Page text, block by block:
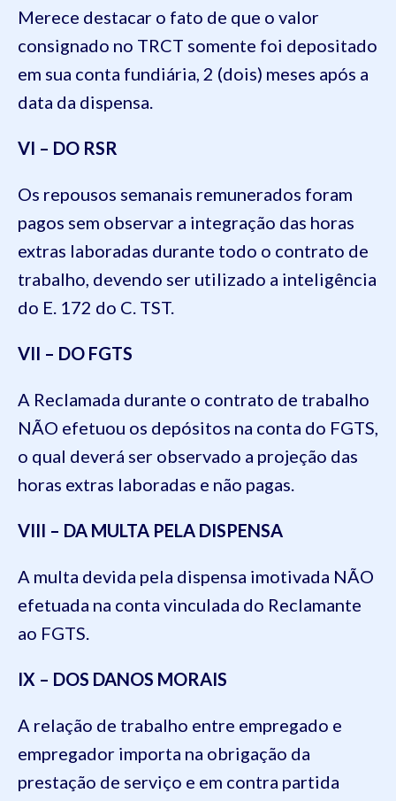
Merece destacar o fato de que o valor
consignado no TRCT somente foi depositado
em sua conta fundiária, 2 (dois) meses após a
data da dispensa.
VI – DO RSR
Os repousos semanais remunerados foram
pagos sem observar a integração das horas
extras laboradas durante todo o contrato de
trabalho, devendo ser utilizado a inteligência
do E. 172 do C. TST.
VII – DO FGTS
A Reclamada durante o contrato de trabalho
NÃO efetuou os depósitos na conta do FGTS,
o qual deverá ser observado a projeção das
horas extras laboradas e não pagas.
VIII – DA MULTA PELA DISPENSA
A multa devida pela dispensa imotivada NÃO
efetuada na conta vinculada do Reclamante
ao FGTS.
IX – DOS DANOS MORAIS
A relação de trabalho entre empregado e
empregador importa na obrigação da
prestação de serviço e em contra partida